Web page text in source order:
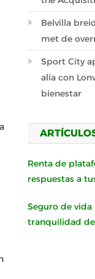
Belvilla
met de
Sport City
alía con
bienestar
Renta de
respuestas a
Seguro de
tranquilidad